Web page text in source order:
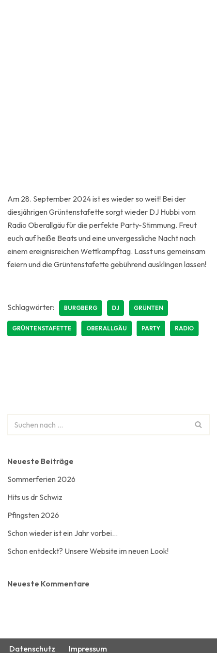
Am 28. September 2024 ist es wieder so weit! Bei der
diesjährigen Grüntenstafette sorgt wieder DJ Hubbi vom
Radio Oberallgäu für die perfekte Party-Stimmung. Freut
euch auf heiße Beats und eine unvergessliche Nacht nach
einem ereignisreichen Wettkampftag. Lasst uns gemeinsam
feiern und die Grüntenstafette gebührend ausklingen lassen!
Schlagwörter: BURGBERG DJ GRÜNTEN
GRÜNTENSTAFETTE OBERALLGÄU PARTY RADIO
Neueste Beiträge
Sommerferien 2026
Hits us dr Schwiz
Pfingsten 2026
Schon wieder ist ein Jahr vorbei…
Schon entdeckt? Unsere Website im neuen Look!
Neueste Kommentare
Datenschutz Impressum